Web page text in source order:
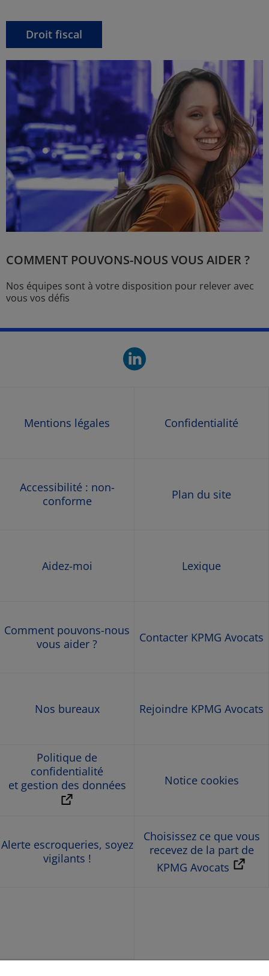
Droit fiscal
COMMENT POUVONS-NOUS VOUS AIDER ?
Nos équipes sont à votre disposition pour relever avec
vous vos défis
linkedin.
Mentions légales Confidentialité
Accessibilité : non-
conforme
Plan du site
Aidez-moi Lexique
Comment pouvons-nous
vous aider ?
Contacter KPMG Avocats
Nos bureaux Rejoindre KPMG Avocats
Politique de
confidentialité
et gestion des données
Notice cookies
Alerte escroqueries, soyez
vigilants !
Choisissez ce que vous
recevez de la part de
KPMG Avocats